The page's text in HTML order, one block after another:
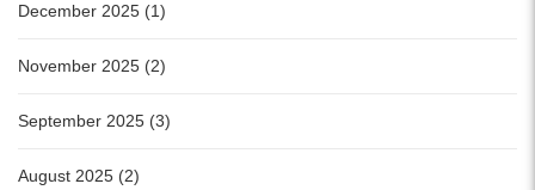
December 2025 (1)
November 2025 (2)
September 2025 (3)
August 2025 (2)